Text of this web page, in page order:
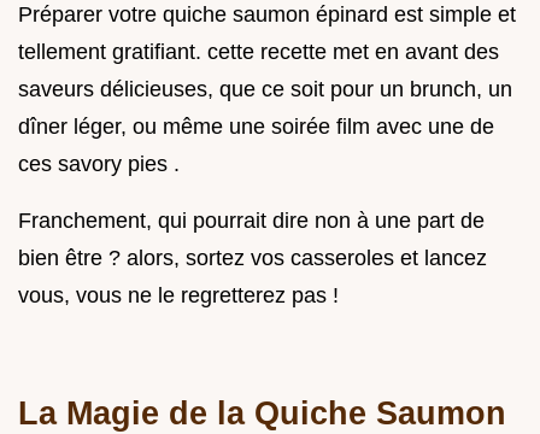
Préparer votre quiche saumon épinard est simple et
tellement gratifiant. cette recette met en avant des
saveurs délicieuses, que ce soit pour un brunch, un
dîner léger, ou même une soirée film avec une de
ces savory pies .
Franchement, qui pourrait dire non à une part de
bien être ? alors, sortez vos casseroles et lancez
vous, vous ne le regretterez pas !
La Magie de la Quiche Saumon